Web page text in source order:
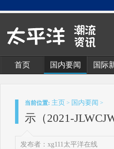
首页 国内要闻 国际
当前位置: 主页 > 国内要闻 >
示（2021-
发布者：xg111太平洋在线